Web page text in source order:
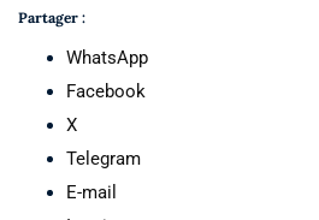
Partager :
WhatsApp
Facebook
X
Telegram
E-mail